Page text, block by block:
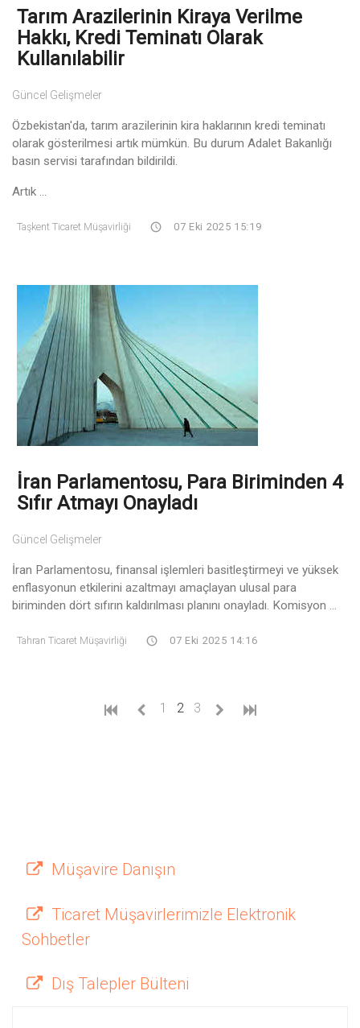
Tarım Arazilerinin Kiraya Verilme
Hakkı, Kredi Teminatı Olarak
Kullanılabilir
Güncel Gelişmeler
Özbekistan'da, tarım arazilerinin kira haklarının kredi teminatı
olarak gösterilmesi artık mümkün. Bu durum Adalet Bakanlığı
basın servisi tarafından bildirildi.
Artık ...
Taşkent Ticaret Müşavirliği 07 Eki 2025 15:19
İran Parlamentosu, Para Biriminden 4
Sıfır Atmayı Onayladı
Güncel Gelişmeler
İran Parlamentosu, finansal işlemleri basitleştirmeyi ve yüksek
enflasyonun etkilerini azaltmayı amaçlayan ulusal para
biriminden dört sıfırın kaldırılması planını onayladı. Komisyon ...
Tahran Ticaret Müşavirliği 07 Eki 2025 14:16
1 2(current)
3
Müşavire Danışın
Ticaret Müşavirlerimizle Elektronik
Sohbetler
Dış Talepler Bülteni